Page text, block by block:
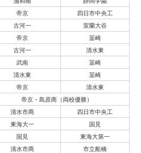
帝京
四日市中央工
古河一
室蘭大谷
帝京
韮崎
古河一
清水東
武南
韮崎
清水東
韮崎
帝京
清水東
帝京・島原商（両校優勝）
清水市商
四日市中央工
東海大一
国見
国見
東海大第一
清水市商
市立船橋